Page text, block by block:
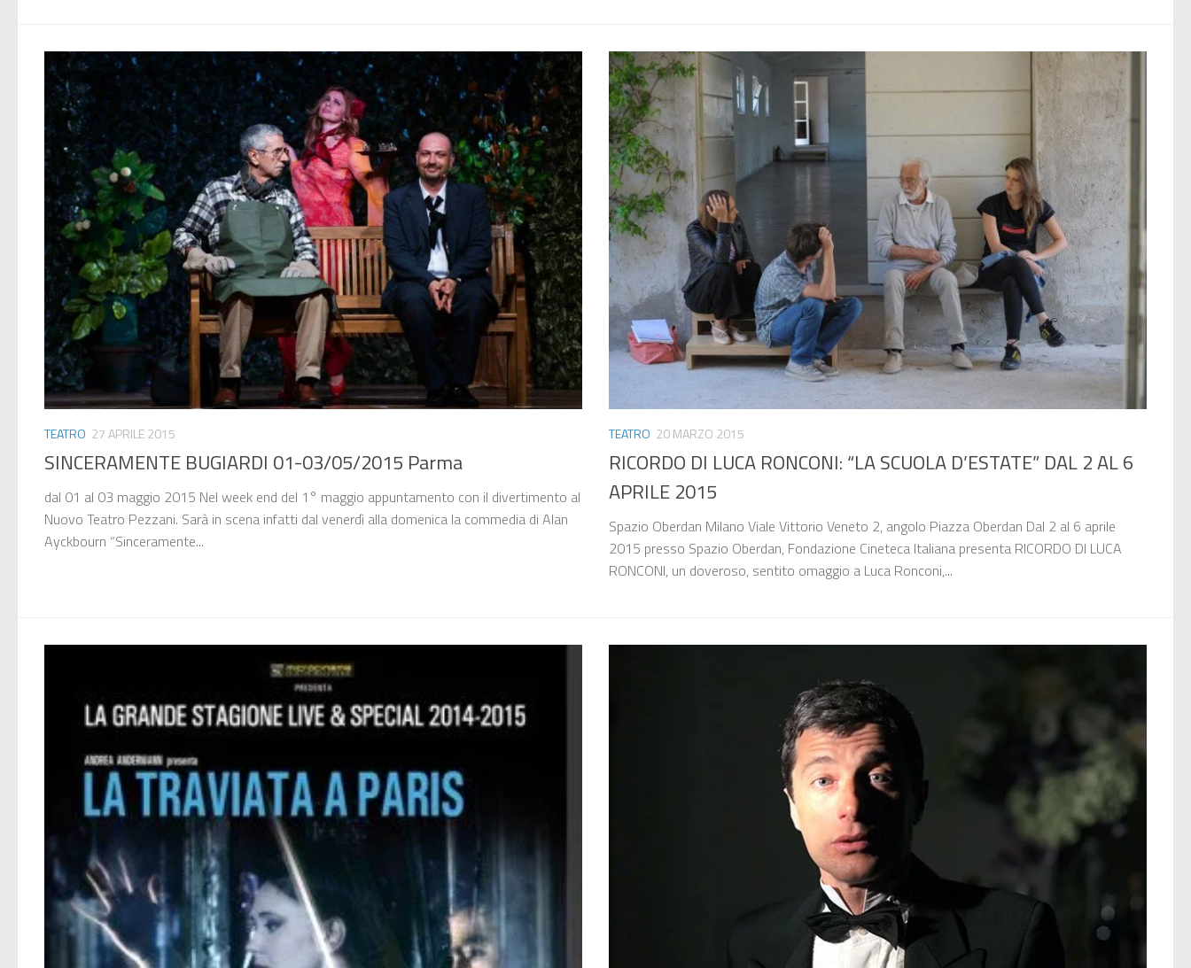
TEATRO 27 APRILE 2015
SINCERAMENTE BUGIARDI 01-03/05/2015 Parma
dal 01 al 03 maggio 2015 Nel week end del 1° maggio appuntamento con il divertimento al
Nuovo Teatro Pezzani. Sarà in scena infatti dal venerdì alla domenica la commedia di Alan
Ayckbourn “Sinceramente...
TEATRO 20 MARZO 2015
RICORDO DI LUCA RONCONI: “LA SCUOLA D’ESTATE” DAL 2 AL 6
APRILE 2015
Spazio Oberdan Milano Viale Vittorio Veneto 2, angolo Piazza Oberdan Dal 2 al 6 aprile
2015 presso Spazio Oberdan, Fondazione Cineteca Italiana presenta RICORDO DI LUCA
RONCONI, un doveroso, sentito omaggio a Luca Ronconi,...